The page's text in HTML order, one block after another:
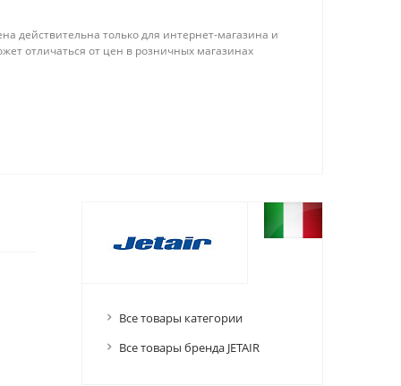
действительна только для интернет-магазина и
отличаться от цен в розничных магазинах
Все товары категории
Все товары бренда JETAIR